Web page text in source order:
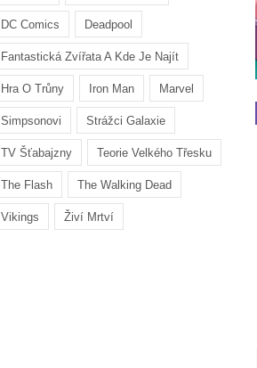
DC Comics Deadpool
Fantastická Zvířata A Kde Je Najít
Hra O Trůny Iron Man Marvel
Simpsonovi Strážci Galaxie
TV Šťabajzny Teorie Velkého Třesku
The Flash The Walking Dead
Vikings Živí Mrtví